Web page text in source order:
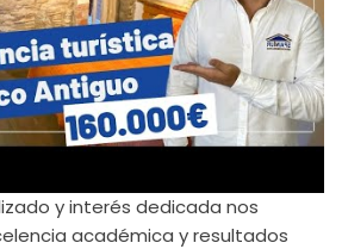
y interés dedicada nos
académica y resultados